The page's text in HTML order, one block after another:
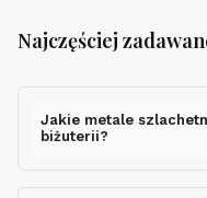
Najczęściej
Jakie metale
biżuterii?